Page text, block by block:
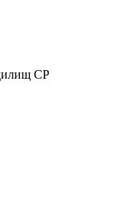
СР